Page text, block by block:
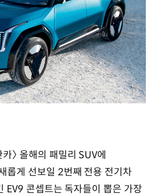
〉 올해의 패밀리 SUV에
롭게 선보일 2번째 전용 전기차
EV9 콘셉트는 독자들이 뽑은 가장